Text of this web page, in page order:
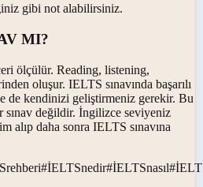
gibi not alabilirsiniz.
MI?
ölçülür. Reading, listening,
oluşur. IELTS sınavında başarılı
de kendinizi geliştirmeniz gerekir. Bu
sınav değildir. İngilizce seviyeniz
alıp daha sonra IELTS sınavına
#İELTSnedir#İELTSnasıl#